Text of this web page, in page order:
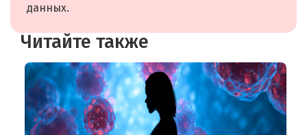
данных.
Читайте также